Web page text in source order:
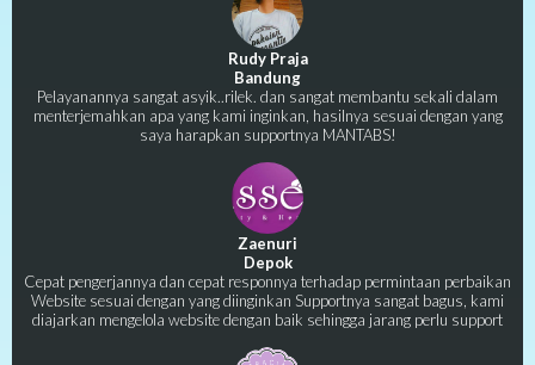
Rudy Praja
Bandung
Pelayanannya sangat asyik..rilek. dan sangat membantu sekali dalam
menterjemahkan apa yang kami inginkan, hasilnya sesuai dengan yang
saya harapkan supportnya MANTABS!
Zaenuri
Depok
Cepat pengerjannya dan cepat responnya terhadap permintaan perbaikan
Website sesuai dengan yang diinginkan Supportnya sangat bagus, kami
diajarkan mengelola website dengan baik sehingga jarang perlu support